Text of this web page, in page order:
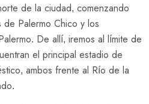
de la ciudad, comenzando
Palermo Chico y los
De allí, iremos al límite de
el principal estadio de
ambos frente al Río de la